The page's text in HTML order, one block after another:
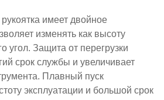
имеет двойное
изменять как высоту
угол. Защита от перегрузки
срок службы и увеличивает
Плавный пуск
эксплуатации и большой срок